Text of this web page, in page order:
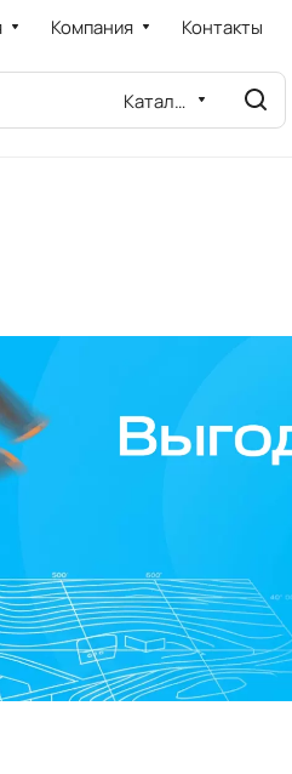
Компания Контакты
Каталог